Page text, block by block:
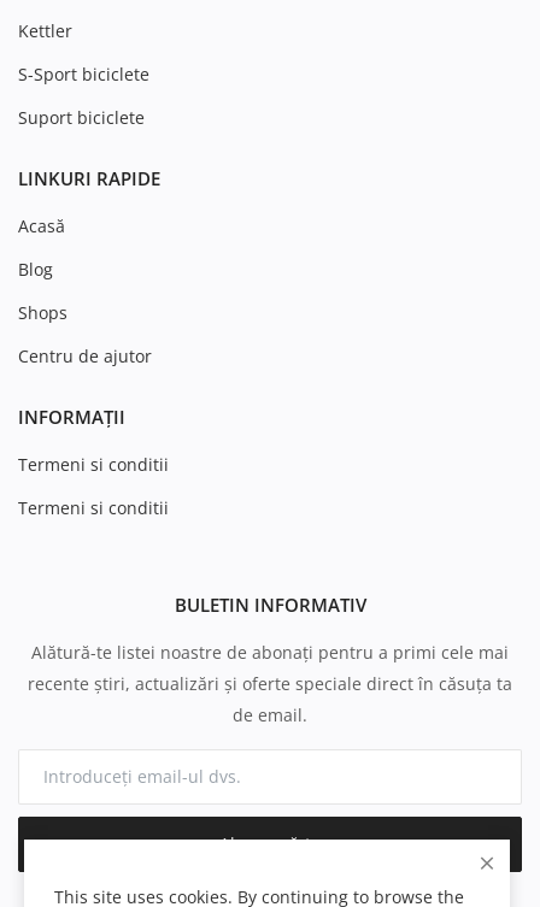
Kettler
S-Sport biciclete
Suport biciclete
LINKURI RAPIDE
Acasă
Blog
Shops
Centru de ajutor
INFORMAȚII
Termeni si conditii
Termeni si conditii
BULETIN INFORMATIV
Alătură-te listei noastre de abonați pentru a primi cele mai
recente știri, actualizări și oferte speciale direct în căsuța ta
de email.
Abonează-te
This site uses cookies. By continuing to browse the